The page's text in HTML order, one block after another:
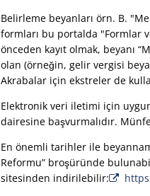
Belirleme beyanları örn. B.
formları bu portalda "Formlar
önceden kayıt olmak, beyanı
olan (örneğin, gelir vergisi
Akrabalar için ekstreler de
Elektronik veri iletimi için
dairesine başvurmalıdır.
En önemli tarihler ile
Reformu” broşüründe
sitesinden indirilebilir: